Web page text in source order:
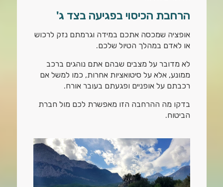
הרחבת הכיסוי בפגיעה בצד ג'
אופציה שמכסה אתכם במידה וגרמתם נזק לרכוש
או לאדם במהלך הטיול שלכם.
לא מדובר על מצבים שבהם אתם נוהגים ברכב
ממונע, אלא על סיטואציות אחרות, כמו למשל אם
רכבתם על אופניים ופגעתם בעובר אורח.
בדקו מה ההרחבה הזו מאפשרת לכם מול חברת
הביטוח.